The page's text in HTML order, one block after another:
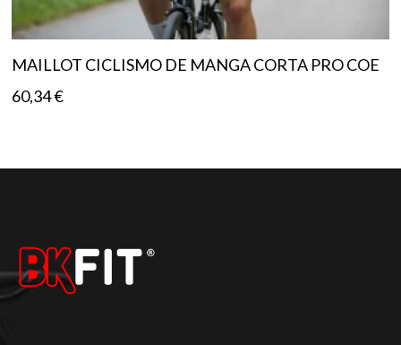
MAILLOT CICLISMO DE MANGA CORTA PRO COE
60,34€